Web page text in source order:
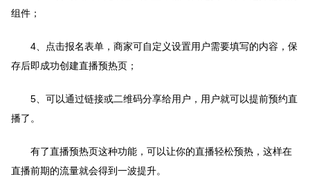
组件；
4、点击报名表单，商家可自定义设置用户需要填写的内容，保
存后即成功创建直播预热页；
5、可以通过链接或二维码分享给用户，用户就可以提前预约直
播了。
有了直播预热页这种功能，可以让你的直播轻松预热，这样在
直播前期的流量就会得到一波提升。